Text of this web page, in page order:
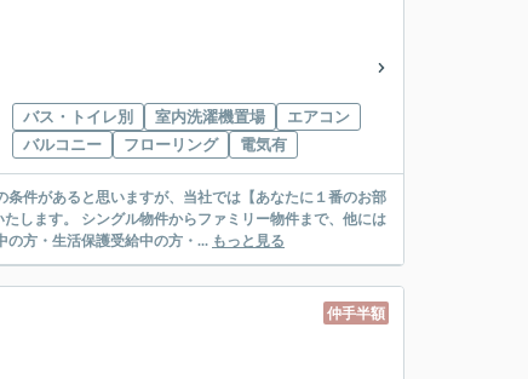
バス・トイレ別 室内洗濯機置場
エアコン
バルコニー
フローリング 電気有
まで、他には
がいない・休職中の方・生活保護受給中の方・... もっと見る
仲手半額